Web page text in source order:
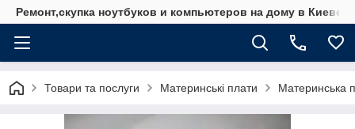
Ремонт,скупка ноутбуков и компьютеров на дому в Киеве
Товари та послуги Материнські плати Материнська